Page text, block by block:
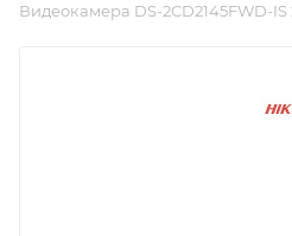
Видеокамера DS-2CD2145FWD-